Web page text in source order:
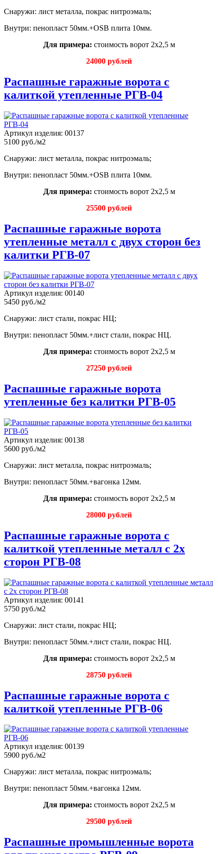
Снаружи: лист металла, покрас нитроэмаль;
Внутри: пенопласт 50мм.+OSB плита 10мм.
Для примера: стоимость ворот 2х2,5 м
24000 рублей
Распашные гаражные ворота с
калиткой утепленные РГВ-04
Артикул изделия: 00137
5100 руб./м2
Снаружи: лист металла, покрас нитроэмаль;
Внутри: пенопласт 50мм.+OSB плита 10мм.
Для примера: стоимость ворот 2х2,5 м
25500 рублей
Распашные гаражные ворота
утепленные металл с двух сторон без
калитки РГВ-07
Артикул изделия: 00140
5450 руб./м2
Снаружи: лист стали, покрас НЦ;
Внутри: пенопласт 50мм.+лист стали, покрас НЦ.
Для примера: стоимость ворот 2х2,5 м
27250 рублей
Распашные гаражные ворота
утепленные без калитки РГВ-05
Артикул изделия: 00138
5600 руб./м2
Снаружи: лист металла, покрас нитроэмаль;
Внутри: пенопласт 50мм.+вагонка 12мм.
Для примера: стоимость ворот 2х2,5 м
28000 рублей
Распашные гаражные ворота с
калиткой утепленные металл с 2х
сторон РГВ-08
Артикул изделия: 00141
5750 руб./м2
Снаружи: лист стали, покрас НЦ;
Внутри: пенопласт 50мм.+лист стали, покрас НЦ.
Для примера: стоимость ворот 2х2,5 м
28750 рублей
Распашные гаражные ворота с
калиткой утепленные РГВ-06
Артикул изделия: 00139
5900 руб./м2
Снаружи: лист металла, покрас нитроэмаль;
Внутри: пенопласт 50мм.+вагонка 12мм.
Для примера: стоимость ворот 2х2,5 м
29500 рублей
Распашные промышленные ворота